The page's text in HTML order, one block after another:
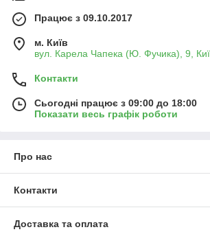
Працює з 09.10.2017
м. Київ
вул. Карела Чапека (Ю. Фучика), 9,
Контакти
Сьогодні працює з 09:00 до 18:00
Показати весь графік роботи
Про нас
Контакти
Доставка та оплата